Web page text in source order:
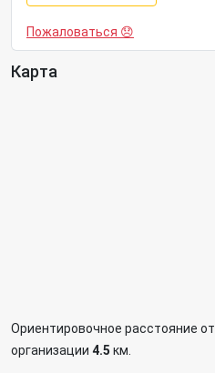
Пожаловаться 😞
Карта
Ориентировочное расстояние
организации 4.5 км.